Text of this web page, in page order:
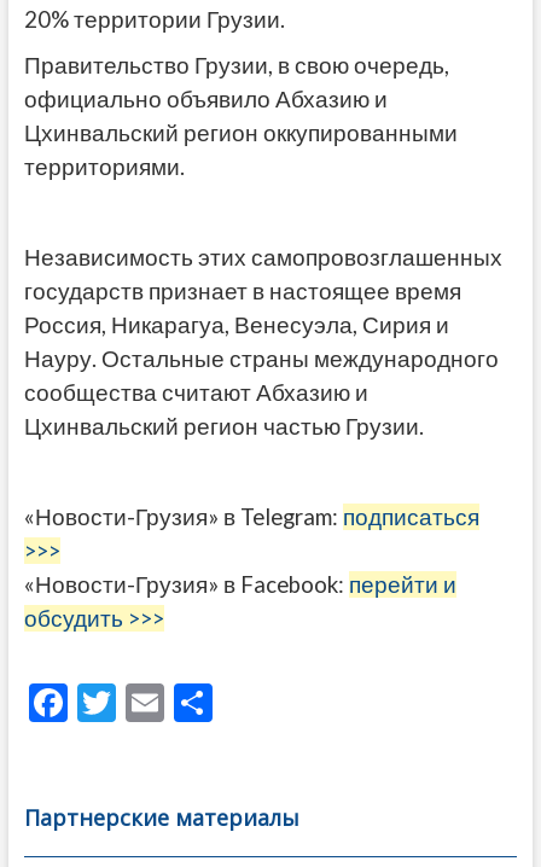
20% территории Грузии.
Правительство Грузии, в свою очередь,
официально объявило Абхазию и
Цхинвальский регион оккупированными
территориями.
Независимость этих самопровозглашенных
государств признает в настоящее время
Россия, Никарагуа, Венесуэла, Сирия и
Науру. Остальные страны международного
сообщества считают Абхазию и
Цхинвальский регион частью Грузии.
«Новости-Грузия» в Telegram: подписаться
>>>
«Новости-Грузия» в Facebook: перейти и
обсудить >>>
F
b
o
T
er
E
l
О
а
в
Партнерские материалы